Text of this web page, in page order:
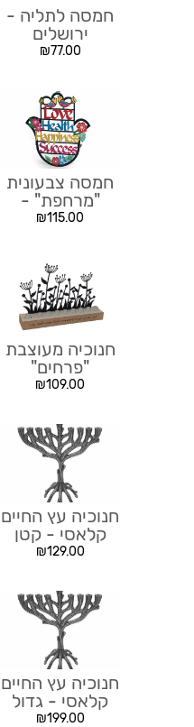
חמסה לתליה -
ירושלים
₪77.00
חמסה צבעונית
"מרחפת" -
קטנה₪115.00
חנוכיה מעוצבת
"פרחים"
₪109.00
חנוכיה עץ החיים
קלאסי - קטן
₪129.00
חנוכיה עץ החיים
קלאסי - גדול
₪199.00